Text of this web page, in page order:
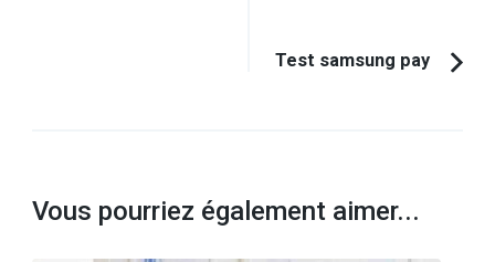
Test samsung pay
Vous pourriez également aimer...